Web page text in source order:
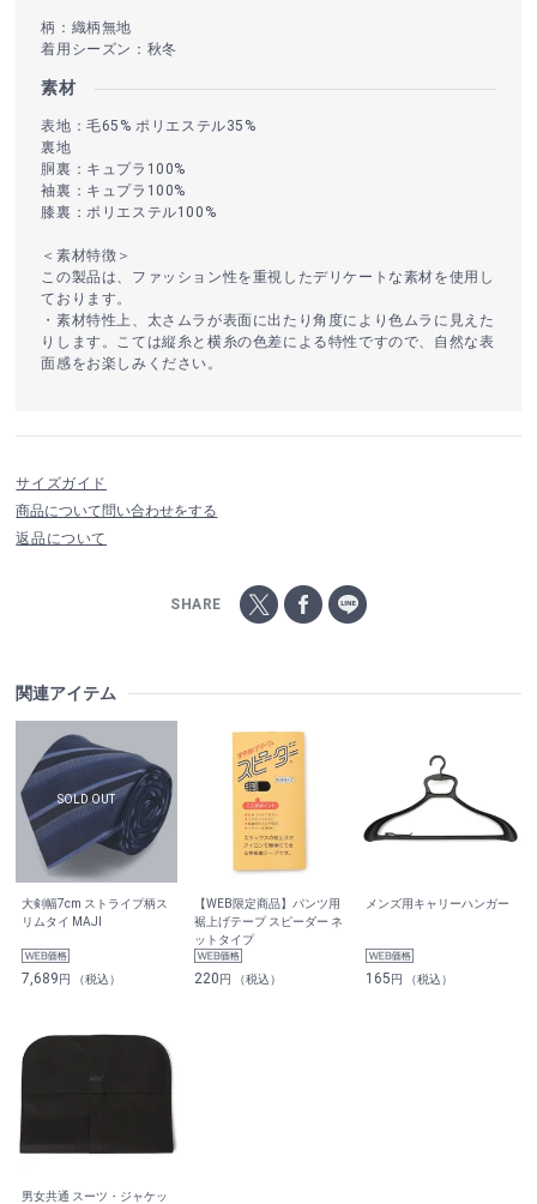
柄：織柄無地
着用シーズン：秋冬
素材
表地：毛65% ポリエステル35%
裏地
胴裏：キュプラ100%
袖裏：キュプラ100%
膝裏：ポリエステル100%
＜素材特徴＞
この製品は、ファッション性を重視したデリケートな素材を使用し
ております。
・素材特性上、太さムラが表面に出たり角度により色ムラに見えた
りします。こては縦糸と横糸の色差による特性ですので、自然な表
面感をお楽しみください。
サイズガイド
商品について問い合わせをする
返品について
SHARE
関連アイテム
大剣幅7cm ストライプ柄ス
リムタイ MAJI
7,689円 （税込）
【WEB限定商品】パンツ用
裾上げテープ スピーダー ネ
ットタイプ
220円 （税込）
メンズ用キャリーハンガー
165円 （税込）
男女共通 スーツ・ジャケッ